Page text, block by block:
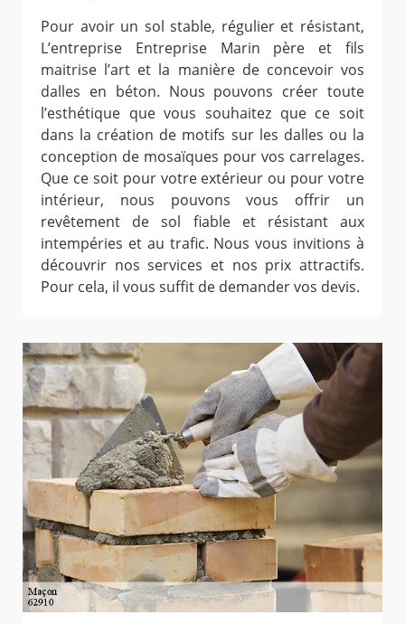
Pour avoir un sol stable, régulier et résistant,
L’entreprise Entreprise Marin père et fils
maitrise l’art et la manière de concevoir vos
dalles en béton. Nous pouvons créer toute
l’esthétique que vous souhaitez que ce soit
dans la création de motifs sur les dalles ou la
conception de mosaïques pour vos carrelages.
Que ce soit pour votre extérieur ou pour votre
intérieur, nous pouvons vous offrir un
revêtement de sol fiable et résistant aux
intempéries et au trafic. Nous vous invitions à
découvrir nos services et nos prix attractifs.
Pour cela, il vous suffit de demander vos devis.